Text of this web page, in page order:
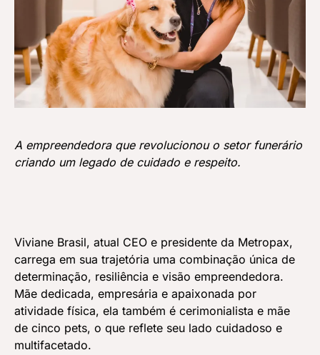
A empreendedora que revolucionou o setor funerário
criando um legado de cuidado e respeito.
Viviane Brasil, atual CEO e presidente da Metropax,
carrega em sua trajetória uma combinação única de
determinação, resiliência e visão empreendedora.
Mãe dedicada, empresária e apaixonada por
atividade física, ela também é cerimonialista e mãe
de cinco pets, o que reflete seu lado cuidadoso e
multifacetado.